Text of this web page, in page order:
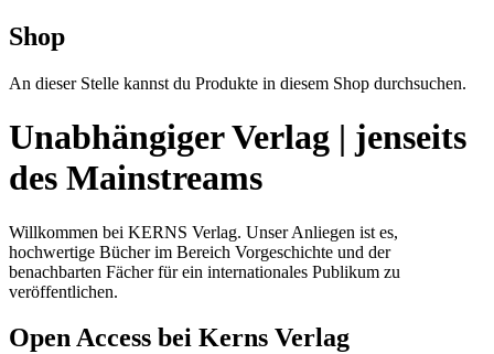
Shop
An dieser Stelle kannst du Produkte in diesem Shop durchsuchen.
Unabhängiger Verlag | jenseits
des Mainstreams
Willkommen bei KERNS Verlag. Unser Anliegen ist es,
hochwertige Bücher im Bereich Vorgeschichte und der
benachbarten Fächer für ein internationales Publikum zu
veröffentlichen.
Open Access bei Kerns Verlag